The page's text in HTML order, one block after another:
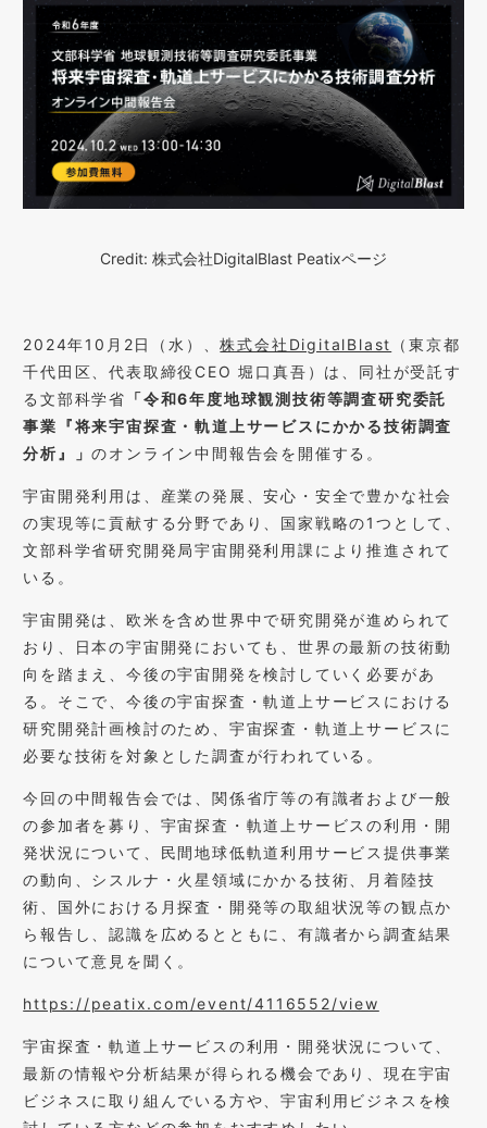
Credit: 株式会社DigitalBlast Peatixページ
2024年10月2日（水）、株式会社DigitalBlast
（東京都
千代田区、代表取締役CEO 堀口真吾）は、同社が受託す
る文部科学省 「令和6年度地球観測技術等調査研究委託
事業『将来宇宙探査・軌道上サービスにかかる技術調査
分析』」のオンライン中間報告会を開催する。
宇宙開発利用は、産業の発展、安心・安全で豊かな社会
の実現等に貢献する分野であり、国家戦略の1つとして、
文部科学省研究開発局宇宙開発利用課により推進されて
いる。
宇宙開発は、欧米を含め世界中で研究開発が進められて
おり、日本の宇宙開発においても、世界の最新の技術動
向を踏まえ、今後の宇宙開発を検討していく必要があ
る。そこで、今後の宇宙探査・軌道上サービスにおける
研究開発計画検討のため、宇宙探査・軌道上サービスに
必要な技術を対象とした調査が行われている。
今回の中間報告会では、関係省庁等の有識者および一般
の参加者を募り、宇宙探査・軌道上サービスの利用・開
発状況について、民間地球低軌道利用サービス提供事業
の動向、シスルナ・火星領域にかかる技術、月着陸技
術、国外における月探査・開発等の取組状況等の観点か
ら報告し、認識を広めるとともに、有識者から調査結果
について意見を聞く。
https://peatix.com/event/4116552/view
宇宙探査・軌道上サービスの利用・開発状況について、
最新の情報や分析結果が得られる機会であり、現在宇宙
ビジネスに取り組んでいる方や、宇宙利用ビジネスを検